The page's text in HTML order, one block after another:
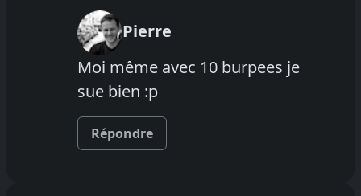
Pierre
Moi même avec 10 burpees je
sue bien :p
Répondre